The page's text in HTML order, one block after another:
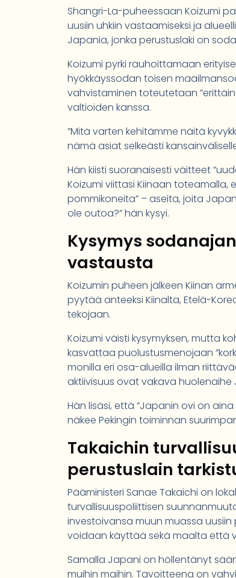
Shangri-La-puheessaan Koizumi
uusiin uhkiin vastaamiseksi ja
Japania, jonka perustuslaki on
Koizumi pyrki rauhoittamaan
hyökkäyssodan toisen
vahvistaminen toteutetaan
valtioiden kanssa.
”Mitä varten kehitämme näitä
nämä asiat selkeästi
Hän kiisti suoranaisesti väitteet
Koizumi viittasi Kiinaan
pommikoneita” – aseita, joita
ole outoa?” hän kysyi.
Kysymys
vastausta
Koizumin puheen jälkeen Kiinan
pyytää anteeksi Kiinalta, Etelä-
tekojaan.
Koizumi väisti kysymyksen, mutta
kasvattaa puolustusmenojaan
monilla eri osa-alueilla ilman
aktiivisuus ovat vakava huolenaihe
Hän lisäsi, että ”Japanin ovi on
näkee Pekingin toiminnan
Takaichin
perustuslain
Pääministeri Sanae Takaichi on
turvallisuuspoliittisen
investoivansa muun muassa
voidaan käyttää sekä maalta että
Samalla Japani on höllentänyt
muihin maihin. Tavoitteena on